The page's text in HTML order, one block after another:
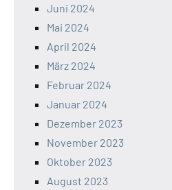
Juni 2024
Mai 2024
April 2024
März 2024
Februar 2024
Januar 2024
Dezember 2023
November 2023
Oktober 2023
August 2023